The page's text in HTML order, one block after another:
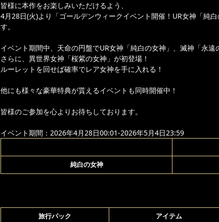
皆様に本作をお楽しみいただけるよう、
4月28日(火)より「ゴールデンウィークイベント開催！UR女神「純
す。
イベント期間中、天命の円盤でUR女神「純白の女神」、滅神「永遠
さらに、異世界女神「桜紫の女神」が初登場！
ルーレットを回せば確率でレア女神を手に入れる！
他にも様々な豪華特典が貰えるイベントも同時開催中！
皆様のご参加を心よりお待ちしております。
イベント期間：2026年4月28日00:01-2026年5月4日23:59
純白の女神
旅行パック アイテム